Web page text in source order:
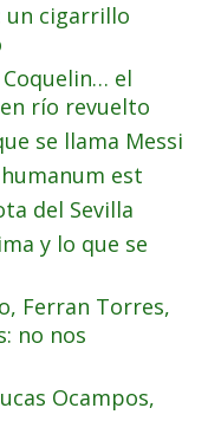
un cigarrillo
el
río revuelto
se llama Messi
est
del Sevilla
y lo que se
Ferran Torres,
no nos
Ocampos,